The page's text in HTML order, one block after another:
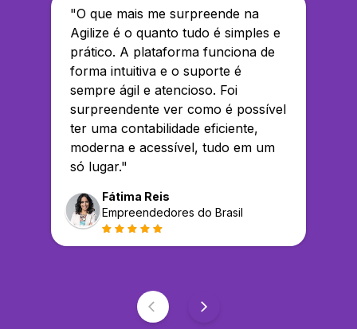
"O que mais me surpreende na
Agilize é o quanto tudo é simples e
prático. A plataforma funciona de
forma intuitiva e o suporte é
sempre ágil e atencioso. Foi
surpreendente ver como é possível
ter uma contabilidade eficiente,
moderna e acessível, tudo em um
só lugar."
Fátima Reis
Empreendedores do Brasil